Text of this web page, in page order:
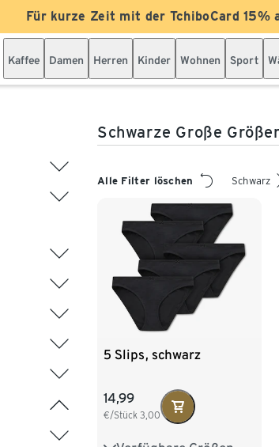
Für kurze Zeit mit der TchiboCard
Kaffee Damen Herren Kinder Wohnen Sport
Schwarze Große
Alle Filter löschen Schwarz
5 Slips, schwarz
14,99
€/Stück 3,00